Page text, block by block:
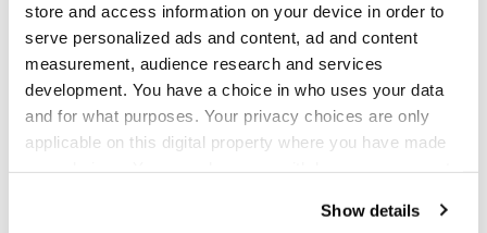
store and access information on your device in order to
serve personalized ads and content, ad and content
measurement, audience research and services
development. You have a choice in who uses your data
and for what purposes. Your privacy choices are only
applicable on this digital property where you have made
Show details
hai domande o dubbi riguardo la Marmitta, il
Silenziatore o lo Scarico della tua Moto non
esitare a contattarci.
IXILnasce a Barcellona nel 1955 ed è ora un
marchio consolidato nel campo delle corse
motociclistiche, presente in oltre 40 distributori
dislocati in cinque continenti. Con oltre